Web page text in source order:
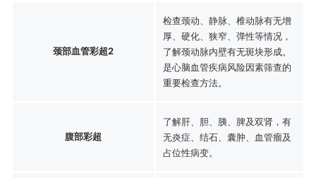
颈部血管彩超2
检查颈动、静脉、椎动脉有无增
厚、硬化、狭窄、弹性等情况，
了解颈动脉内壁有无斑块形成。
是心脑血管疾病风险因素筛查的
重要检查方法。
腹部彩超
了解肝、胆、胰、脾及双肾，有
无炎症、结石、囊肿、血管瘤及
占位性病变。